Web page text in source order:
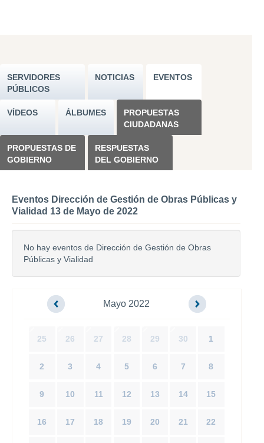
SERVIDORES
PÚBLICOS
NOTICIAS EVENTOS
VÍDEOS ÁLBUMES
PROPUESTAS
CIUDADANAS
PROPUESTAS DE
GOBIERNO
RESPUESTAS
DEL GOBIERNO
Eventos Dirección de Gestión de Obras Públicas y
Vialidad 13 de Mayo de 2022
No hay eventos de Dirección de Gestión de Obras
Públicas y Vialidad
Mayo 2022
25 26 27 28 29 30 1
2 3 4 5 6 7 8
9 10 11 12 13 14 15
16 17 18 19 20 21 22